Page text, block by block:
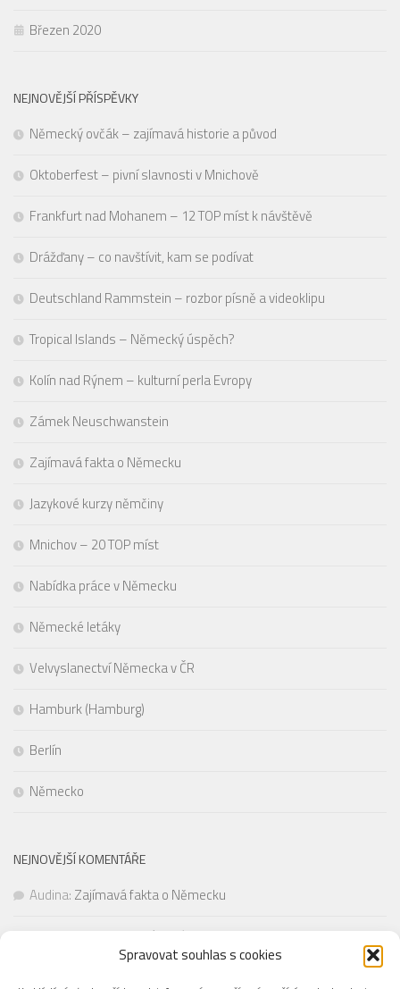
Spravovat souhlas s cookies
Březen 2020
NEJNOVĚJŠÍ PŘÍSPĚVKY
Německý ovčák – zajímavá historie a původ
Oktoberfest – pivní slavnosti v Mnichově
Frankfurt nad Mohanem – 12 TOP míst k návštěvě
Drážďany – co navštívit, kam se podívat
Deutschland Rammstein – rozbor písně a videoklipu
Tropical Islands – Německý úspěch?
Kolín nad Rýnem – kulturní perla Evropy
Zámek Neuschwanstein
Zajímavá fakta o Německu
Jazykové kurzy němčiny
Mnichov – 20 TOP míst
Nabídka práce v Německu
Německé letáky
Velvyslanectví Německa v ČR
Hamburk (Hamburg)
Berlín
Německo
NEJNOVĚJŠÍ KOMENTÁŘE
Audina: Zajímavá fakta o Německu
Zajímavá fakta o Německu